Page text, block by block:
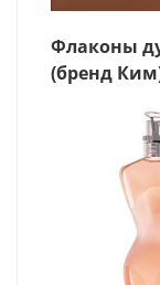
Флаконы
(бренд